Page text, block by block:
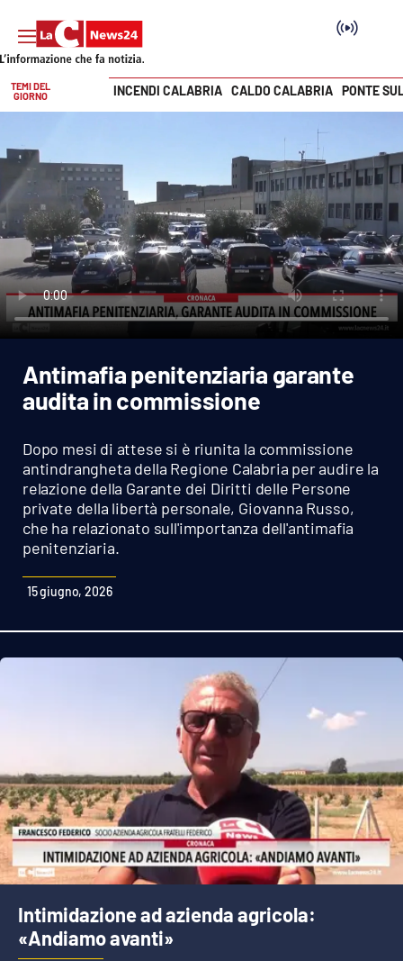
SEZIONI
Cronaca
Politica
Attualità
Economia e lavoro
Italia Mondo
Sport
Cultura
Podcast
Meteo
Cronaca
Cultura
Politica
Vai
TEMI DEL
GIORNO
INCENDI CALABRIA CALDO CALABRIA PONTE
Antimafia penitenziaria garante
audita in commissione
Dopo mesi di attese si è riunita la commissione
antindrangheta della Regione Calabria per audire la
relazione della Garante dei Diritti delle Persone
private della libertà personale, Giovanna Russo,
che ha relazionato sull'importanza dell'antimafia
penitenziaria.
15 giugno, 2026
Intimidazione ad azienda agricola:
«Andiamo avanti»